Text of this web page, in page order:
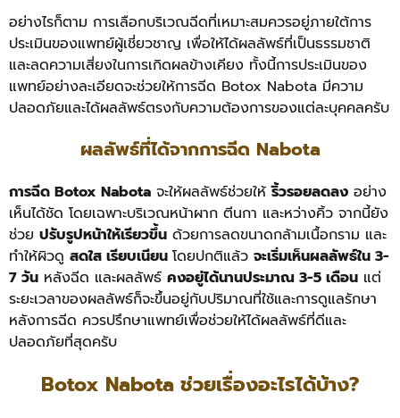
อย่างไรก็ตาม การเลือกบริเวณฉีดที่เหมาะสมควรอยู่ภายใต้การ
ประเมินของแพทย์ผู้เชี่ยวชาญ เพื่อให้ได้ผลลัพธ์ที่เป็นธรรมชาติ
และลดความเสี่ยงในการเกิดผลข้างเคียง ทั้งนี้การประเมินของ
แพทย์อย่างละเอียดจะช่วยให้การฉีด Botox Nabota มีความ
ปลอดภัยและได้ผลลัพธ์ตรงกับความต้องการของแต่ละบุคคลครับ
ผลลัพธ์ที่ได้จากการฉีด Nabota
การฉีด Botox Nabota จะให้ผลลัพธ์ช่วยให้ริ้วรอยลดลง อย่าง
เห็นได้ชัด โดยเฉพาะบริเวณหน้าผาก ตีนกา และหว่างคิ้ว จากนี้ยัง
ช่วย ปรับรูปหน้าให้เรียวขึ้น ด้วยการลดขนาดกล้ามเนื้อกราม และ
ทำให้ผิวดู สดใส เรียบเนียน โดยปกติแล้ว จะเริ่มเห็นผลลัพธ์ใน 3-
7 วัน หลังฉีด และผลลัพธ์ คงอยู่ได้นานประมาณ 3-5 เดือน แต่
ระยะเวลาของผลลัพธ์ก็จะขึ้นอยู่กับปริมาณที่ใช้และการดูแลรักษา
หลังการฉีด ควรปรึกษาแพทย์เพื่อช่วยให้ได้ผลลัพธ์ที่ดีและ
ปลอดภัยที่สุดครับ
Botox Nabota ช่วยเรื่องอะไรได้บ้าง?